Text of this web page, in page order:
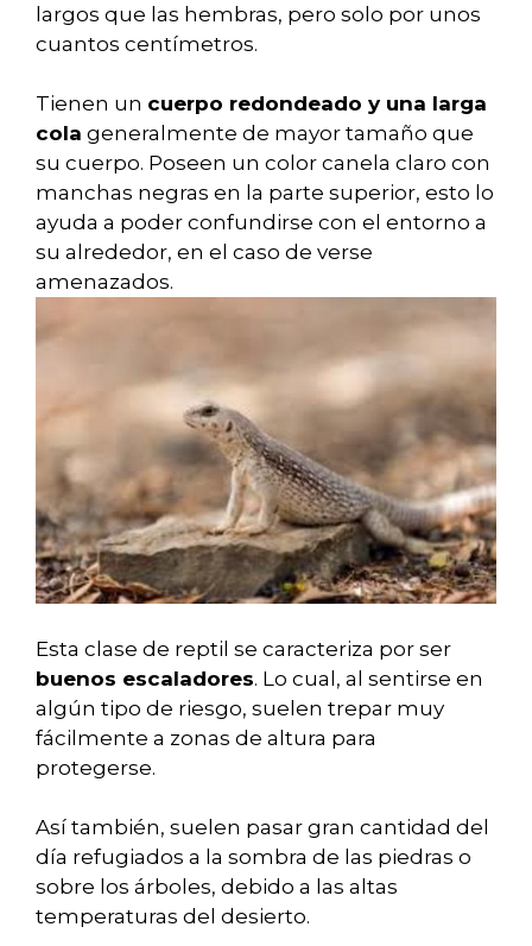
largos que las hembras, pero solo por unos
cuantos centímetros.
Tienen un cuerpo redondeado y una larga
cola generalmente de mayor tamaño que
su cuerpo. Poseen un color canela claro con
manchas negras en la parte superior, esto lo
ayuda a poder confundirse con el entorno a
su alrededor, en el caso de verse
amenazados.
Esta clase de reptil se caracteriza por ser
buenos escaladores. Lo cual, al sentirse en
algún tipo de riesgo, suelen trepar muy
fácilmente a zonas de altura para
protegerse.
Así también, suelen pasar gran cantidad del
día refugiados a la sombra de las piedras o
sobre los árboles, debido a las altas
temperaturas del desierto.